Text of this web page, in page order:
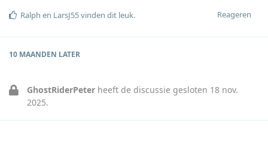
Reageren
Ralph en LarsJ55vinden dit leuk.
10 MAANDEN LATER
GhostRiderPeter heeft de discussie gesloten 18 nov.
2025.